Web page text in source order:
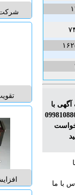
شرکت
رفع
با
و یا تلگرام 09981088024
با ما